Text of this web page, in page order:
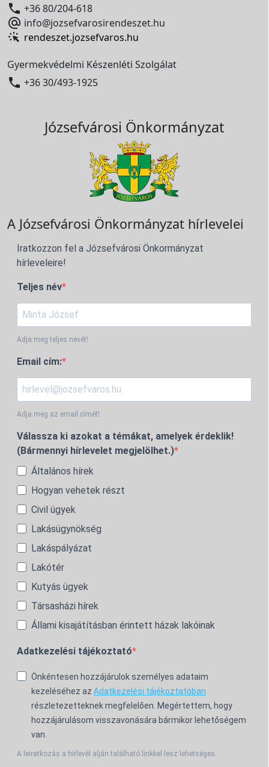
 +36 80/204-618
 info@jozsefvarosirendeszet.hu
rendeszet.jozsefvaros.hu
Gyermekvédelmi Készenléti Szolgálat
 +36 30/493-1925
Józsefvárosi Önkormányzat
A Józsefvárosi Önkormányzat hírlevelei
Iratkozzon fel a Józsefvárosi Önkormányzat
hírleveleire!
Teljes név
Adja meg teljes nevét!
Email cím:
Adja meg az email címét!
Válassza ki azokat a témákat, amelyek érdeklik!
(Bármennyi hírlevelet megjelölhet.)
Általános hírek
Hogyan vehetek részt
Civil ügyek
Lakásügynökség
Lakáspályázat
Lakótér
Kutyás ügyek
Társasházi hírek
Állami kisajátításban érintett házak lakóinak
Adatkezelési tájékoztató
Önkéntesen hozzájárulok személyes adataim
kezeléséhez az Adatkezelési tájékoztatóban
részletezetteknek megfelelően. Megértettem, hogy
hozzájárulásom visszavonására bármikor lehetőségem
van.
A leiratkozás a hírlevél alján található linkkel lesz lehetséges.